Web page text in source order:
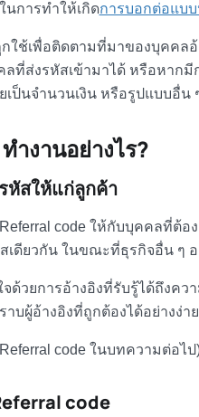
นการทำให้เกิดการบอกต่อแบ
ใช้เพื่อติดตามที่มาของบุคคลอ้
ลที่ส่งรหัสเข้ามาได้ หรือหาก
เป็นจำนวนเงิน หรือรูปแบบอื่น
ำงานอย่างไร?
หัสให้แก่ลูกค้า
code ให้กับบุคคลที่ต้อ
เดียวกัน ในขณะที่ธุรกิจอื่น ๆ
ด้วยการอ้างอิงที่รับรู้ได้ถึงคว
บผู้อ้างอิงที่ถูกต้องได้อย่างง่า
code ในบทความต่อไป
code